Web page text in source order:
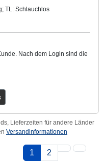
TL: Schlauchlos
Nach dem Login sind die
Lieferzeiten für andere Länder
Versandinformationen
1 2